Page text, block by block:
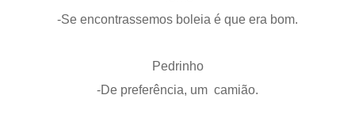
-Se encontrassemos boleia é que era bom.
Pedrinho
-De preferência, um camião.